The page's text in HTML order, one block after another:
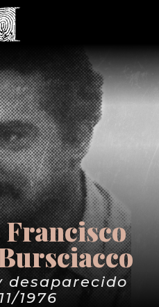
desaparecido
1976